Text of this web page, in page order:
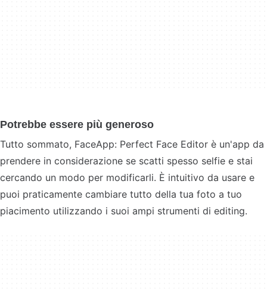
Potrebbe essere più generoso
Tutto sommato, FaceApp: Perfect Face Editor è un'app da
prendere in considerazione se scatti spesso selfie e stai
cercando un modo per modificarli. È intuitivo da usare e
puoi praticamente cambiare tutto della tua foto a tuo
piacimento utilizzando i suoi ampi strumenti di editing.